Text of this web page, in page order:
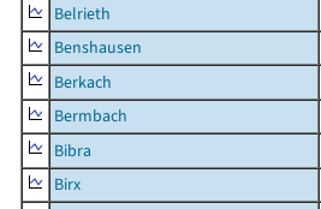
Belrieth
Benshausen
Berkach
Bermbach
Bibra
Birx